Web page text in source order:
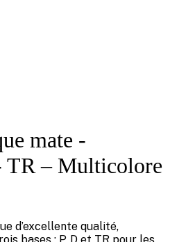
mate -
TR – Multicolore
d’excellente qualité,